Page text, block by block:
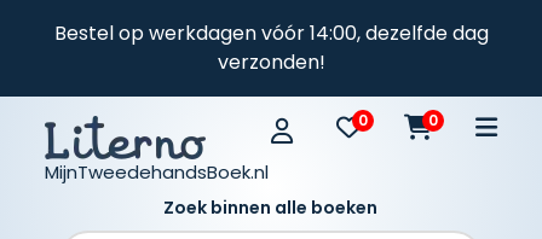
Bestel op werkdagen vóór 14:00, dezelfde dag
verzonden!
MijnTweedehandsBoek.nl
0 0
Zoek binnen alle boeken